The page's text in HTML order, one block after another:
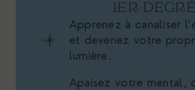
1ER DEGRÉ
Apprenez à canaliser
et devenez votre
lumière.
Apaisez votre mental,